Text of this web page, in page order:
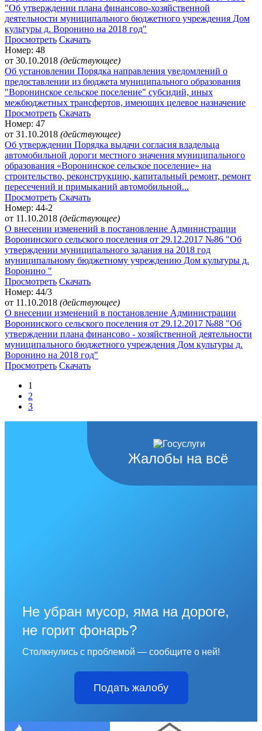
"Об утверждении плана финансово-хозяйственной
деятельности муниципального бюджетного учреждения Дом
культуры д. Воронино на 2018 год"
Просмотреть Скачать
Номер: 48
от 30.10.2018 (действующее)
Об установлении Порядка направления уведомлений о
предоставлении из бюджета муниципального образования
"Воронинское сельское поселение" субсидий, иных
межбюджетных трансфертов, имеющих целевое назначение
Просмотреть Скачать
Номер: 47
от 31.10.2018 (действующее)
Об утверждении Порядка выдачи согласия владельца
автомобильной дороги местного значения муниципального
образования «Воронинское сельское поселение» на
строительство, реконструкцию, капитальный ремонт, ремонт
пересечений и примыканий автомобильной...
Просмотреть Скачать
Номер: 44-2
от 11.10.2018 (действующее)
О внесении изменений в постановление Администрации
Воронинского сельского поселения от 29.12.2017 №86 "Об
утверждении муниципального задания на 2018 год
муниципальному бюджетному учреждению Дом культуры д.
Воронино "
Просмотреть Скачать
Номер: 44/3
от 11.10.2018 (действующее)
О внесении изменений в постановление Администрации
Воронинского сельского поселения от 29.12.2017 №88 "Об
утверждении плана финансово - хозяйственной деятельности
муниципального бюджетного учреждения Дом культуры д.
Воронино на 2018 год"
Просмотреть Скачать
1
2
3
Жалобы на всё
Не убран мусор, яма на дороге,
не горит фонарь?
Столкнулись с проблемой — сообщите о ней!
Подать жалобу